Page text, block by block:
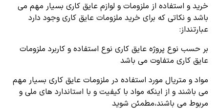
خرید و استفاده از ملزومات و لوازم عایق کاری بسیار مهم می
باشد و نکاتی که برای خرید ملزومات عایق کاری وجود دارد
عبارتنداز:
بر حسب نوع پروژه عایق کاری نوع استفاده و کاربرد ملزومات
عایق کاری متفاوت می باشد
مواد و متریال مورد استفاده در ملزومات عایق کاری بسیار مهم
می باشند و از اینکه مواد با کیفیت و با استاندارد های ملی و
مربوط می باشند،مطمئن شوید